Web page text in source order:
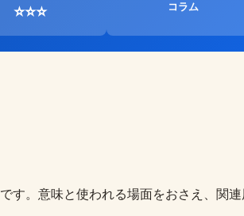
⭐⭐⭐ コラム
す。意味と使われる場面をおさえ、関